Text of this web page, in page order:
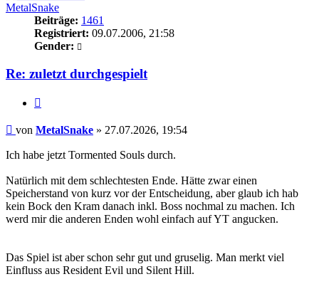
MetalSnake
Beiträge: 1461
Registriert: 09.07.2006, 21:58
Gender:
Re: zuletzt durchgespielt
Beitrag
von MetalSnake » 27.07.2026, 19:54
Ich habe jetzt Tormented Souls durch.
Natürlich mit dem schlechtesten Ende. Hätte zwar einen
Speicherstand von kurz vor der Entscheidung, aber glaub ich hab
kein Bock den Kram danach inkl. Boss nochmal zu machen. Ich
werd mir die anderen Enden wohl einfach auf YT angucken.
Das Spiel ist aber schon sehr gut und gruselig. Man merkt viel
Einfluss aus Resident Evil und Silent Hill.